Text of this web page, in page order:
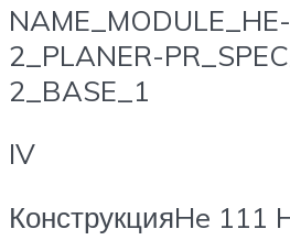
2_PLANER-
2_BASE_1
IV
КонструкцияHe 111